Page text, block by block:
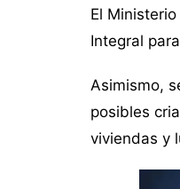
El
Integral
Asimismo,
posibles
viviendas y